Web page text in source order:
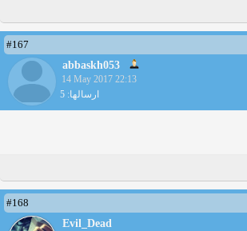
#167
abbaskh053
14 May 2017 22:13
ارسالها: 5
#168
Evil_Dead